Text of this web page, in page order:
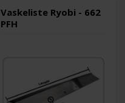
Vaskeliste Ryobi - 662
PFH